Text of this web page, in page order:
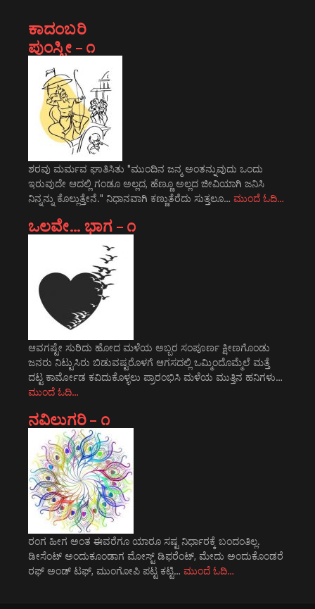
ಕಾದಂಬರಿ
ಪುಂಸ್ತ್ರೀ – ೧
ಶರವು ಮರ್ಮವ ಘಾತಿಸಿತು "ಮುಂದಿನ ಜನ್ಮ ಅಂತನ್ನುವುದು ಒಂದು
ಇರುವುದೇ ಆದಲ್ಲಿ ಗಂಡೂ ಅಲ್ಲದ, ಹೆಣ್ಣೂ ಅಲ್ಲದ ಜೀವಿಯಾಗಿ ಜನಿಸಿ
ನಿನ್ನನ್ನು ಕೊಲ್ಲುತ್ತೇನೆ." ನಿಧಾನವಾಗಿ ಕಣ್ಣುತೆರೆದು ಸುತ್ತಲೂ… ಮುಂದೆ ಓದಿ…
ಒಲವೇ… ಭಾಗ – ೧
ಆವಗಷ್ಟೇ ಸುರಿದು ಹೋದ ಮಳೆಯ ಅಬ್ಬರ ಸಂಪೂರ್ಣ ಕ್ಷೀಣಗೊಂಡು
ಜನರು ನಿಟ್ಟುಸಿರು ಬಿಡುವಷ್ಟರೊಳಗೆ ಆಗಸದಲ್ಲಿ ಒಮ್ಮಿಂದೊಮ್ಮೆಲೆ ಮತ್ತೆ
ದಟ್ಟ ಕಾರ್ಮೋಡ ಕವಿದುಕೊಳ್ಳಲು ಪ್ರಾರಂಭಿಸಿ ಮಳೆಯ ಮುತ್ತಿನ ಹನಿಗಳು…
ಮುಂದೆ ಓದಿ…
ನವಿಲುಗರಿ – ೧
ರಂಗ ಹೀಗ ಅಂತ ಈವರೆಗೂ ಯಾರೂ ಸಷ್ಟ ನಿರ್ಧಾರಕ್ಕೆ ಬಂದಂತಿಲ್ಲ.
ಡೀಸೆಂಟ್ ಅಂದುಕೂಂಡಾಗ ಮೋಸ್ಟ್‌ ಡಿಫರೆಂಟ್‌, ಮೇದು ಅಂದುಕೊಂಡರೆ
ರಫ್ ಅಂಡ್ ಟಫ್, ಮುಂಗೋಪಿ ಪಟ್ಟ ಕಟ್ಟಿ… ಮುಂದೆ ಓದಿ…